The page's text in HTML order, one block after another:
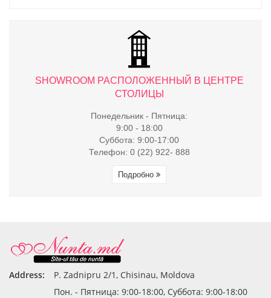
SHOWROOM РАСПОЛОЖЕННЫЙ В ЦЕНТРЕ
СТОЛИЦЫ
Понедельник - Пятница:
9:00 - 18:00
Суббота: 9:00-17:00
Телефон: 0 (22) 922- 888
Подробно
Address:
P. Zadnipru 2/1, Chisinau, Moldova
Пон. - Пятница: 9:00-18:00, Суббота: 9:00-18:00